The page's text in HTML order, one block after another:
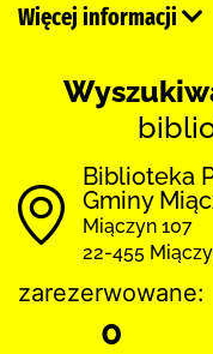
Więcej informacji
Biblioteka
Gminy
Miączyn 107
22-455
zarezerwowane:
0